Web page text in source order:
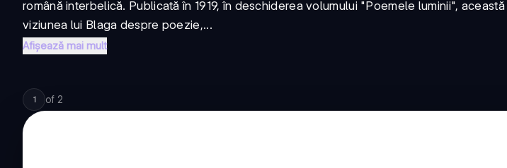
română interbelică. Publicată în 1919, în deschiderea volumului "Poemele luminii",
viziunea lui Blaga despre poezie,...
Afișează mai mult
1 of 2